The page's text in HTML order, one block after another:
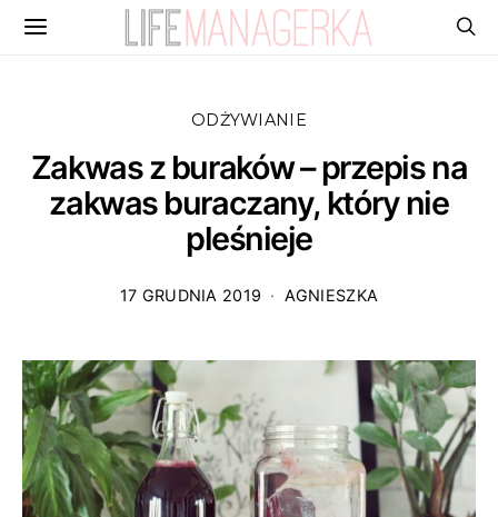
ODŻYWIANIE
Zakwas z buraków – przepis na
zakwas buraczany, który nie
pleśnieje
17 GRUDNIA 2019 AGNIESZKA